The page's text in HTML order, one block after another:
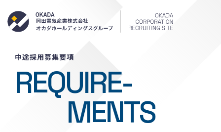
中途採用募集要項
REQUIRE-
MENTS